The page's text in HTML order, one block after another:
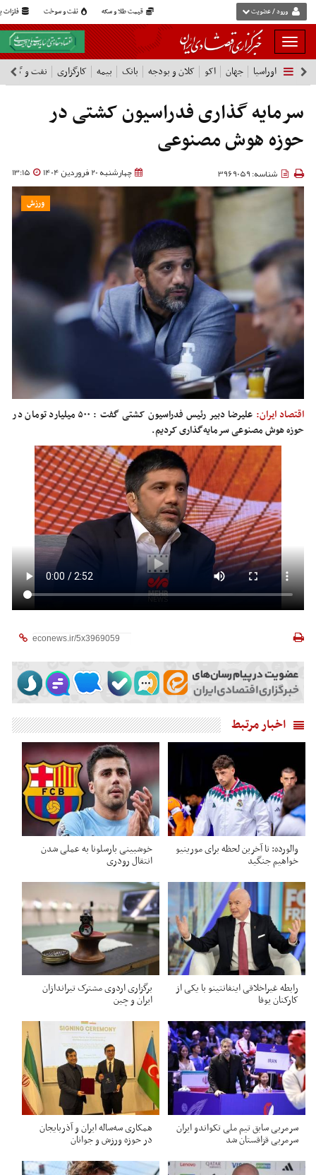
قیمت طلا و سکه نفت و سوخت فلزات ورود / عضویت
بار
و
بسته
نمودن
فهرست
اوراسیا جهان اکو کلان و بودجه بانک بیمه کارگزاری نفت و گاز
سرمایه گذاری فدراسیون کشتی در
حوزه هوش مصنوعی
چهارشنبه 20 فروردین 1404 13:15 شناسه: 3969059
ورزش
اقتصاد ایران:
علیرضا دبیر رئیس فدراسیون کشتی گفت : ۵۰۰ میلیارد تومان در
حوزه هوش مصنوعی سرمایه‌گذاری کردیم.
اخبار مرتبط
والورده: تا آخرین لحظه برای مورینیو
خواهیم جنگید
خوشبینی بارسلونا به عملی شدن
انتقال رودری
رابطه غیراخلاقی اینفانتینو با یکی از
کارکنان یوفا
برگزاری اردوی مشترک تیراندازان
ایران و چین
سرمربی سابق تیم ملی تکواندو ایران
سرمربی قزاقستان شد
همکاری سه‌ساله ایران و آذربایجان
در حوزه ورزش و جوانان